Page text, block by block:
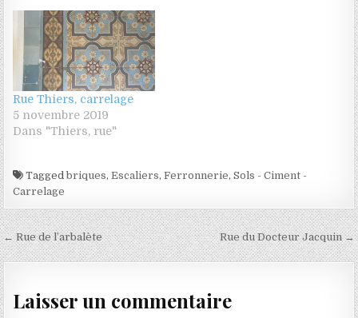
Rue Thiers, carrelage
5 novembre 2019
Dans "Thiers, rue"
Taggedbriques,Escaliers,Ferronnerie,Sols - Ciment -
Carrelage
Navigation de l’articleRue du Docteur Jacquin →
← Rue de l’arbalète
Laisser un commentaire